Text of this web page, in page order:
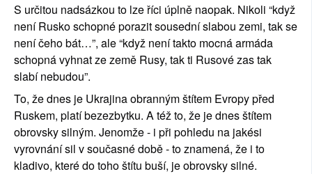
S určitou nadsázkou to lze říci úplně naopak. Nikoli “když
není Rusko schopné porazit sousední slabou zemi, tak se
není čeho bát…”, ale “když není takto mocná armáda
schopná vyhnat ze země Rusy, tak ti Rusové zas tak
slabí nebudou”.
To, že dnes je Ukrajina obranným štítem Evropy před
Ruskem, platí bezezbytku. A též to, že je dnes štítem
obrovsky silným. Jenomže - i při pohledu na jakési
vyrovnání sil v současné době - to znamená, že i to
kladivo, které do toho štítu buší, je obrovsky silné.